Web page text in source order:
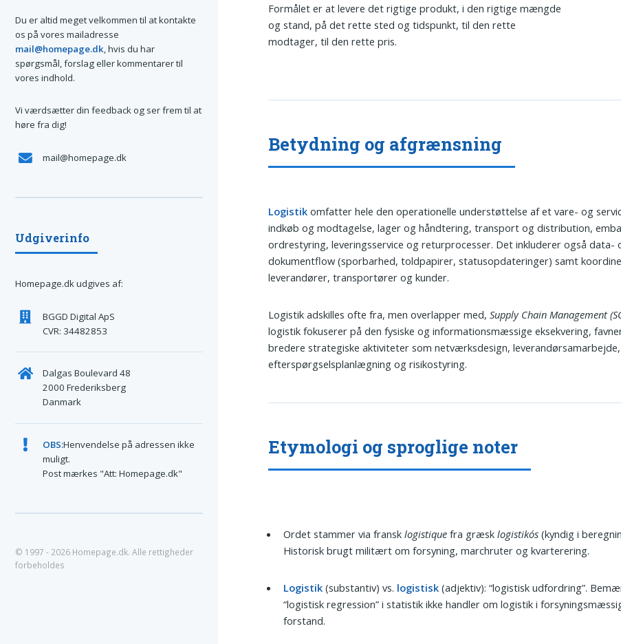
Formålet er at levere det rigtige produkt, i den rigtige mængde
og stand, på det rette sted og tidspunkt, til den rette
modtager, til den rette pris.
Betydning og afgrænsning
Logistik omfatter hele den operationelle understøttelse af et vare- og
indkøb og modtagelse, lager og håndtering, transport og distribution,
ordrestyring, leveringsservice og returprocesser. Det inkluderer også data-
dokumentflow (sporbarhed, toldpapirer, statusopdateringer) samt
leverandører, transportører og kunder.
Logistik adskilles ofte fra, men overlapper med,Supply Chain Management
logistik fokuserer på den fysiske og informationsmæssige eksekvering,
bredere strategiske aktiviteter som netværksdesign, leverandørsamarbejde,
efterspørgselsplanlægning og risikostyring.
Etymologi og sproglige noter
Ordet stammer via fransklogistique fra græsklogistikós (kyndig i
Historisk brugt militært om forsyning, marchruter og kvarterering.
Logistik (substantiv) vs. logistisk (adjektiv): “logistisk udfordring”.
“logistisk regression” i statistik ikke handler om logistik i
forstand.
Du er altid meget velkommen til at kontakte
os på vores mailadresse
mail@homepage.dk, hvis du har
spørgsmål, forslag eller kommentarer til
vores indhold.
Vi værdsætter din feedback og ser frem til at
høre fra dig!
mail@homepage.dk
Udgiverinfo
Homepage.dk udgives af:
BGGD Digital ApS
CVR: 34482853
Dalgas Boulevard 48
2000 Frederiksberg
Danmark
OBS:Henvendelse på adressen ikke
muligt.
Post mærkes "Att: Homepage.dk"
© 1997 - 2026 Homepage.dk. Alle rettigheder
forbeholdes